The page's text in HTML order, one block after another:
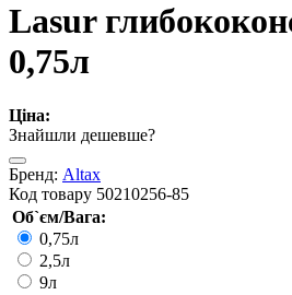
Lasur
0,75л
Ціна:
Знайшли дешевше?
Бренд: Altax
Код товару 50210256-85
Об`єм/Вага:
0,75л
2,5л
9л